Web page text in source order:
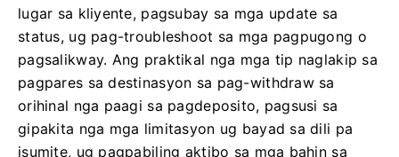
lugar sa kliyente, pagsubay sa mga update sa
status, ug pag-troubleshoot sa mga pagpugong o
pagsalikway. Ang praktikal nga mga tip naglakip sa
pagpares sa destinasyon sa pag-withdraw sa
orihinal nga paagi sa pagdeposito, pagsusi sa
gipakita nga mga limitasyon ug bayad sa dili pa
isumite, ug pagpabiling aktibo sa mga bahin sa